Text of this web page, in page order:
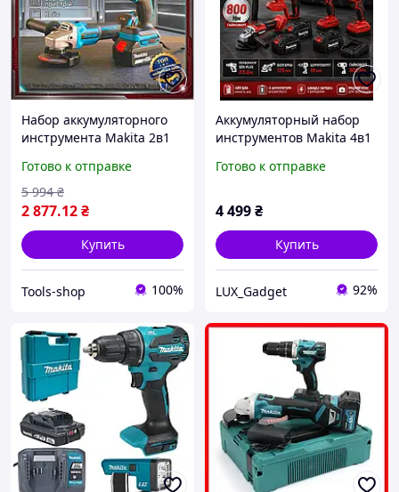
Набор аккумуляторного
инструмента Makita 2в1
шлифмашина 48V в кейсе
для ремонта и
строительства
Готово к отправке
2 877.12₴
5 994 ₴
Купить
Tools-shop 100%
Аккумуляторный набор
инструментов Makita 4в1
Перфоратор SDS-Plus 3.5
Шуруповерт + Гайковер
Готово к отправке
4 499₴
Купить
LUX_Gadget 92%